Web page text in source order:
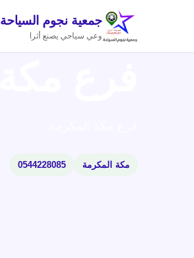
جمعية نجوم السياحة
وعي سياحي يصنع أثرا
مكة المكرمة 0544228085